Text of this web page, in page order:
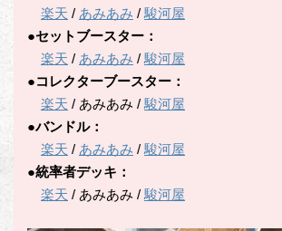
楽天 / あみあみ /駿河屋
●セットブースター：
楽天 / あみあみ /駿河屋
●コレクターブースター：
楽天 / あみあみ /駿河屋
●バンドル：
楽天 / あみあみ /駿河屋
●統率者デッキ：
楽天 / あみあみ /駿河屋